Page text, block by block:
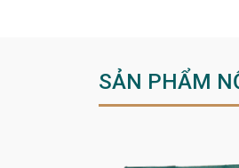
SẢN PHẨM